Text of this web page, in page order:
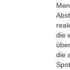
die
die